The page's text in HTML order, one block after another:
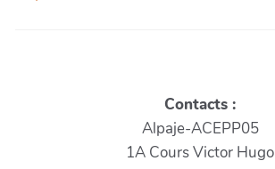
Contacts :
Alpaje-ACEPP05
1A Cours Victor Hugo